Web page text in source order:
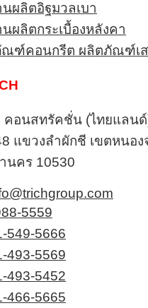
นผลิตอิฐมวลเบา
นผลิตกระเบื้องหลังคา
ฑ์คอนกรีต ผลิตภัณฑ์เส
คอนสทรัคชั่น (ไทยแลนด์
แขวงลำผักชี เขตหนอง
นคร 10530
5559
549-5666
493-5569
493-5452
466-5665